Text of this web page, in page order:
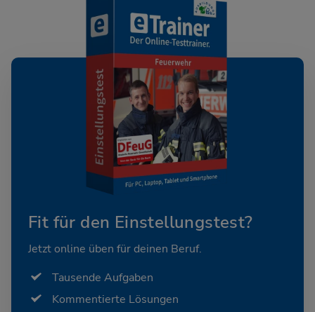
Fit für den Einstellungstest?
Jetzt online üben für deinen Beruf.
Tausende Aufgaben
Kommentierte Lösungen